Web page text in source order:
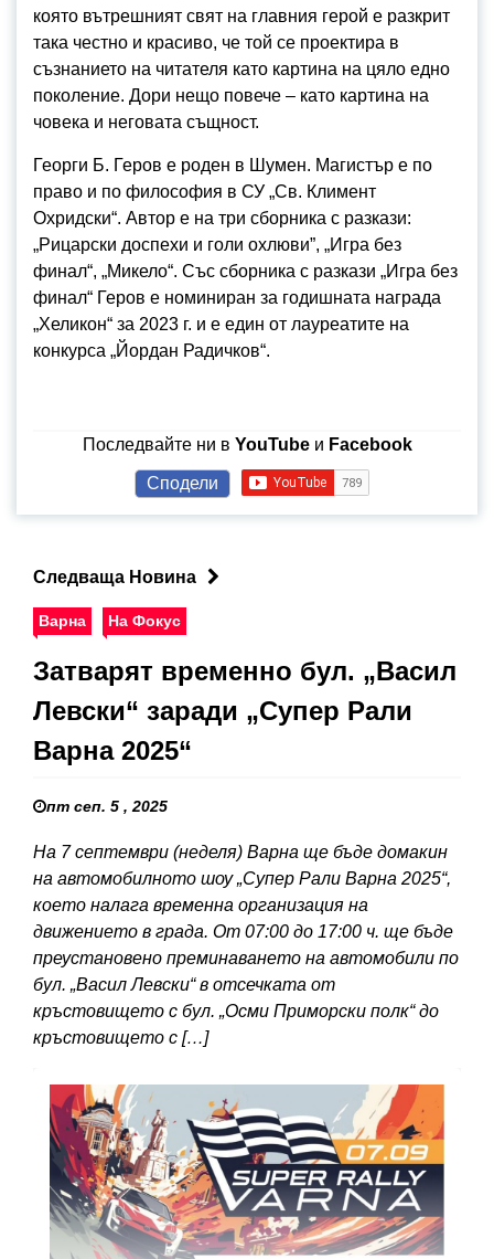
която вътрешният свят на главния герой е разкрит
така честно и красиво, че той се проектира в
съзнанието на читателя като картина на цяло едно
поколение. Дори нещо повече – като картина на
човека и неговата същност.
Георги Б. Геров е роден в Шумен. Магистър е по
право и по философия в СУ „Св. Климент
Охридски“. Автор е на три сборника с разкази:
„Рицарски доспехи и голи охлюви”, „Игра без
финал“, „Микело“. Със сборника с разкази „Игра без
финал“ Геров е номиниран за годишната награда
„Хеликон“ за 2023 г. и е един от лауреатите на
конкурса „Йордан Радичков“.
Последвайте ни в YouTubeи Facebook
Сподели
Следваща Новина
Варна На Фокус
Затварят временно бул. „Васил
Левски“ заради „Супер Рали
Варна 2025“
пт сеп. 5 , 2025
На 7 септември (неделя) Варна ще бъде домакин
на автомобилното шоу „Супер Рали Варна 2025“,
което налага временна организация на
движението в града. От 07:00 до 17:00 ч. ще бъде
преустановено преминаването на автомобили по
бул. „Васил Левски“ в отсечката от
кръстовището с бул. „Осми Приморски полк“ до
кръстовището с […]